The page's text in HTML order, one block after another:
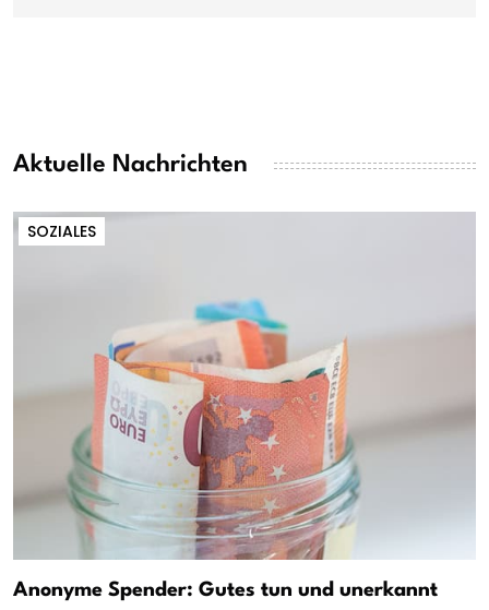
Aktuelle Nachrichten
SOZIALES
Anonyme Spender: Gutes tun und unerkannt